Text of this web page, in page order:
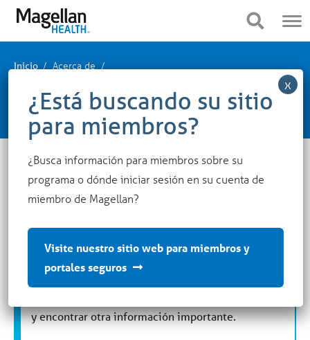
Haga
clic
contenido
móvil
Inicio Acerca de
Portal de proveedores
Portal de proveedores
sitio web para proveedores
sobre cómo
unirse a nuestra red, verificar la elegibilidad de los
y encontrar otra información importante.
¿Busca información para miembros sobre su
programa o dónde iniciar sesión en su cuenta de
miembro de Magellan?
Visite nuestro sitio web para miembros y
portales seguros